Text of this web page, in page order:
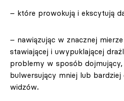
– które prowokują i ekscytują
– nawiązując w znacznej
stawiającej i uwypuklającej
problemy w sposób
bulwersujący mniej lub bardziej
widzów.